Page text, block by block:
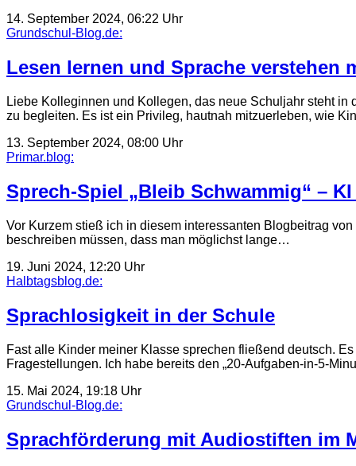
14. September 2024, 06:22 Uhr
Grundschul-Blog.de:
Lesen lernen und Sprache verstehen
Liebe Kolleginnen und Kollegen, das neue Schuljahr steht
zu begleiten. Es ist ein Privileg, hautnah mitzuerleben, wie
13. September 2024, 08:00 Uhr
Primar.blog:
Sprech-Spiel „Bleib Schwammig“ –
Vor Kurzem stieß ich in diesem interessanten Blogbeitrag
beschreiben müssen, dass man möglichst lange…
19. Juni 2024, 12:20 Uhr
Halbtagsblog.de:
Sprachlosigkeit in der Schule
Fast alle Kinder meiner Klasse sprechen fließend deutsch.
Fragestellungen. Ich habe bereits den „20-Aufgaben-in-5-
15. Mai 2024, 19:18 Uhr
Grundschul-Blog.de:
Sprachförderung mit Audiostiften im